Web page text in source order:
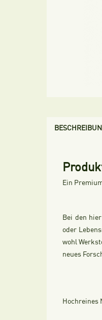
Ein
Bei den
oder
wohl
neues
Hochreines